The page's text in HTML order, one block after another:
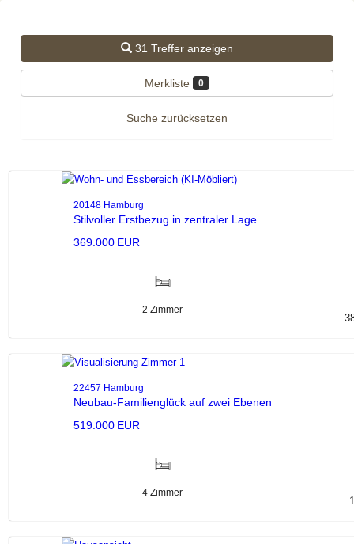
31 Treffer anzeigen
Merkliste 0
Suche zurücksetzen
20148 Hamburg
Stilvoller Erstbezug in zentraler Lage
369.000 EUR
2 Zimmer
22457 Hamburg
Neubau-Familienglück auf zwei Ebenen
519.000 EUR
4 Zimmer